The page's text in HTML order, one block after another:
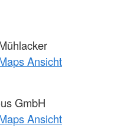
Ansicht
GmbH
Ansicht